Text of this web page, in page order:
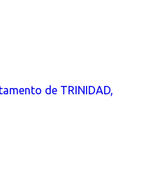
de TRINIDAD,